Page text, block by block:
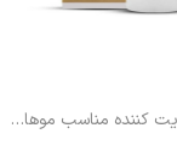
شامپو تقویت کننده مناسب موهای رنگ شده و آسیب دیده بنوید